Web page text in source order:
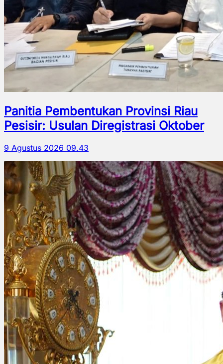
Panitia Pembentukan Provinsi Riau
Pesisir: Usulan Diregistrasi Oktober
9 Agustus 2026 09.43